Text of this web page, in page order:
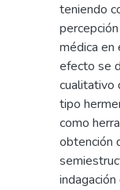
teniendo
médica
efecto se
cualitativo
tipo
como
obtención